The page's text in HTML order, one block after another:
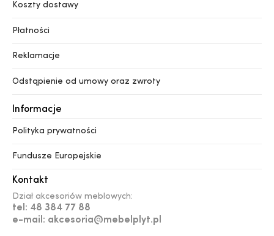
Koszty dostawy
Płatności
Reklamacje
Odstąpienie od umowy oraz zwroty
Informacje
Polityka prywatności
Fundusze Europejskie
Kontakt
Dział akcesoriów meblowych:
tel: 48 384 77 88
e-mail: akcesoria@mebelplyt.pl